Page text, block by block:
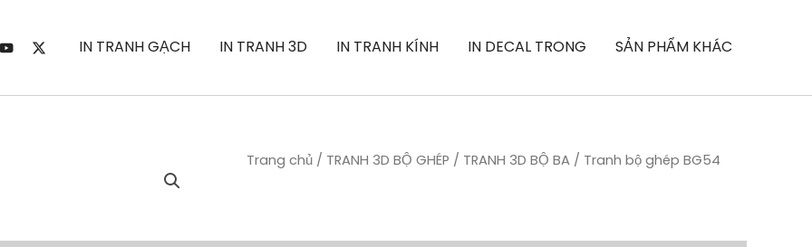
IN TRANH GẠCH IN TRANH 3D IN TRANH KÍNH IN DECAL TRONG SẢN PHẨM KHÁC
Trang chủ / TRANH 3D BỘ GHÉP / TRANH 3D BỘ BA / Tranh bộ ghép BG54